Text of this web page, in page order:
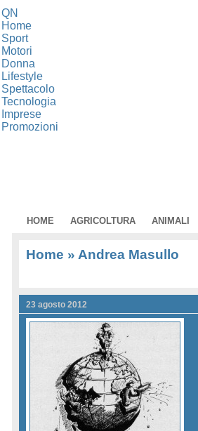
QN
Home
Sport
Motori
Donna
Lifestyle
Spettacolo
Tecnologia
Imprese
Promozioni
HOME AGRICOLTURA ANIMALI
Home » Andrea Masullo
23 agosto 2012